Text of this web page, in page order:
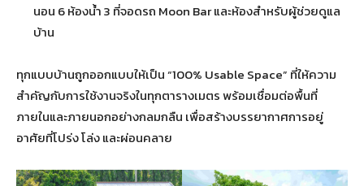
นอน 6 ห้องน้ำ 3 ที่จอดรถ Moon Bar และห้องสำหรับผู้ช่วยดูแล
บ้าน
ทุกแบบบ้านถูกออกแบบให้เป็น “100% Usable Space” ที่ให้ความ
สำคัญกับการใช้งานจริงในทุกตารางเมตร พร้อมเชื่อมต่อพื้นที่
ภายในและภายนอกอย่างกลมกลืน เพื่อสร้างบรรยากาศการอยู่
อาศัยที่โปร่ง โล่ง และผ่อนคลาย